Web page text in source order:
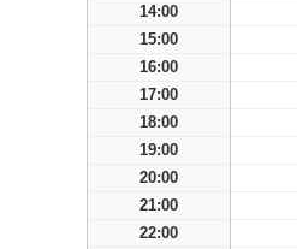
14:00
15:00
16:00
17:00
18:00
19:00
20:00
21:00
22:00